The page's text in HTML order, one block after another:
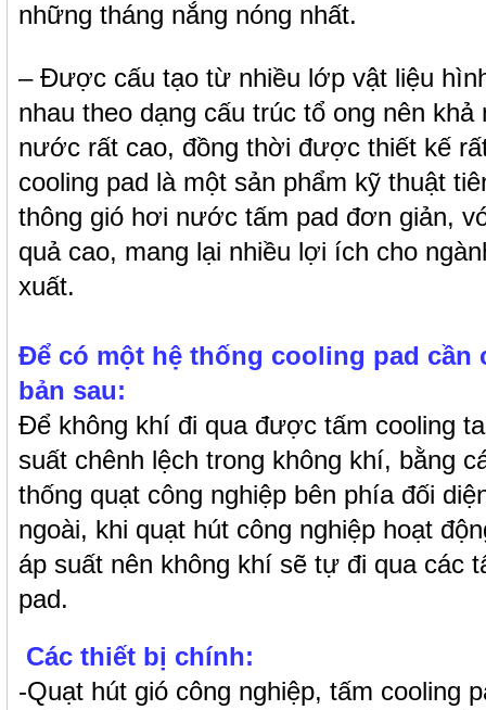
những tháng nắng nóng nhất.
– Được cấu tạo từ nhiều lớp vật liệu
nhau theo dạng cấu trúc tổ ong nên
nước rất cao, đồng thời được thiết kế
cooling pad là một sản phẩm kỹ thuật
thông gió hơi nước tấm pad đơn giản,
quả cao, mang lại nhiều lợi ích cho
xuất.
Để có một hệ thống cooling pad cần
bản sau:
Để không khí đi qua được tấm cooling
suất chênh lệch trong không khí, bằng
thống quạt công nghiệp bên phía đối
ngoài, khi quạt hút công nghiệp hoạt
áp suất nên không khí sẽ tự đi qua các
pad.
Các thiết bị chính:
-Quạt hút gió công nghiệp, tấm cooling